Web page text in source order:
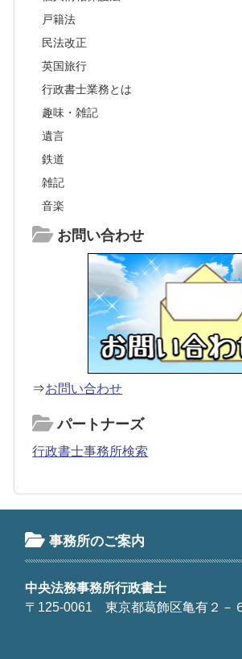
戸籍法
民法改正
英国旅行
行政書士業務とは
趣味・雑記
遺言
鉄道
雑記
音楽
お問い合わせ
⇒お問い合わせ
パートナーズ
行政書士事務所検索
事務所のご案内
中央法務事務所行政書士
〒125-0061 東京都葛飾区亀有２－